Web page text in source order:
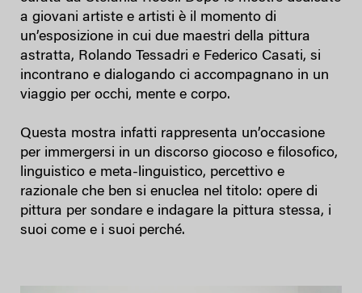
a giovani artiste e artisti è il momento di
un’esposizione in cui due maestri della pittura
astratta, Rolando Tessadri e Federico Casati, si
incontrano e dialogando ci accompagnano in un
viaggio per occhi, mente e corpo.
Questa mostra infatti rappresenta un’occasione
per immergersi in un discorso giocoso e filosofico,
linguistico e meta-linguistico, percettivo e
razionale che ben si enuclea nel titolo: opere di
pittura per sondare e indagare la pittura stessa, i
suoi come e i suoi perché.